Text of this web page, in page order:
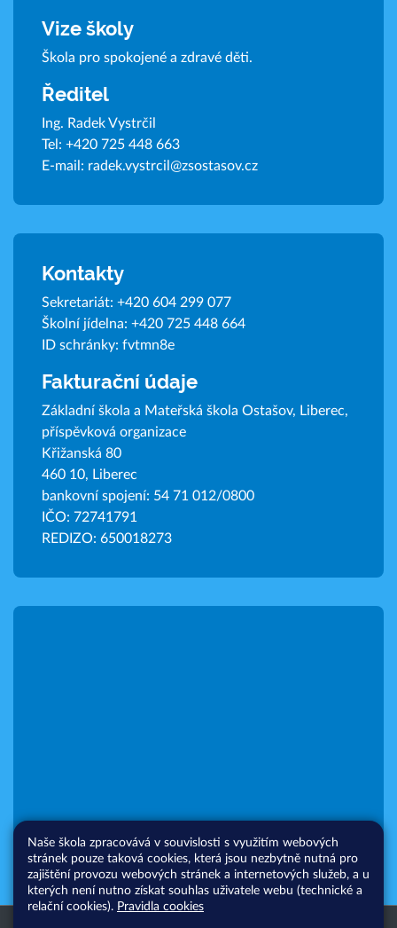
Vize školy
Škola pro spokojené a zdravé děti.
Ředitel
Ing. Radek Vystrčil
Tel: +420 725 448 663
E-mail: radek.vystrcil@zsostasov.cz
Kontakty
Sekretariát: +420 604 299 077
Školní jídelna: +420 725 448 664
ID schránky: fvtmn8e
Fakturační údaje
Základní škola a Mateřská škola Ostašov, Liberec,
příspěvková organizace
Křižanská 80
460 10, Liberec
bankovní spojení: 54 71 012/0800
IČO: 72741791
REDIZO: 650018273
Naše škola zpracovává v souvislosti s využitím webových
stránek pouze taková cookies, která jsou nezbytně nutná pro
zajištění provozu webových stránek a internetových služeb, a u
kterých není nutno získat souhlas uživatele webu (technické a
relační cookies). Pravidla cookies